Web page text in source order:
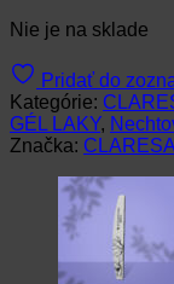
Nie je na sklade
Pridať do
Kategórie:
GÉL LAKY,
Značka: CLARESA